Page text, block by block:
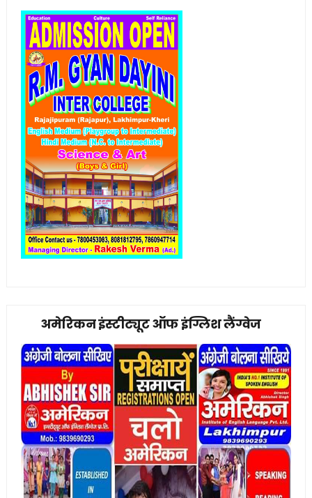
अमेरिकन इंस्टीट्यूट ऑफ इंग्लिश लैंग्वेज